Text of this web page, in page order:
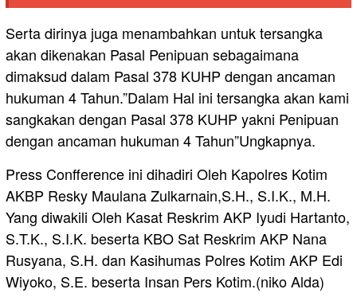
Serta dirinya juga menambahkan untuk tersangka
akan dikenakan Pasal Penipuan sebagaimana
dimaksud dalam Pasal 378 KUHP dengan ancaman
hukuman 4 Tahun.”Dalam Hal ini tersangka akan kami
sangkakan dengan Pasal 378 KUHP yakni Penipuan
dengan ancaman hukuman 4 Tahun”Ungkapnya.
Press Confference ini dihadiri Oleh Kapolres Kotim
AKBP Resky Maulana Zulkarnain,S.H., S.I.K., M.H.
Yang diwakili Oleh Kasat Reskrim AKP Iyudi Hartanto,
S.T.K., S.I.K. beserta KBO Sat Reskrim AKP Nana
Rusyana, S.H. dan Kasihumas Polres Kotim AKP Edi
Wiyoko, S.E. beserta Insan Pers Kotim.(niko Alda)